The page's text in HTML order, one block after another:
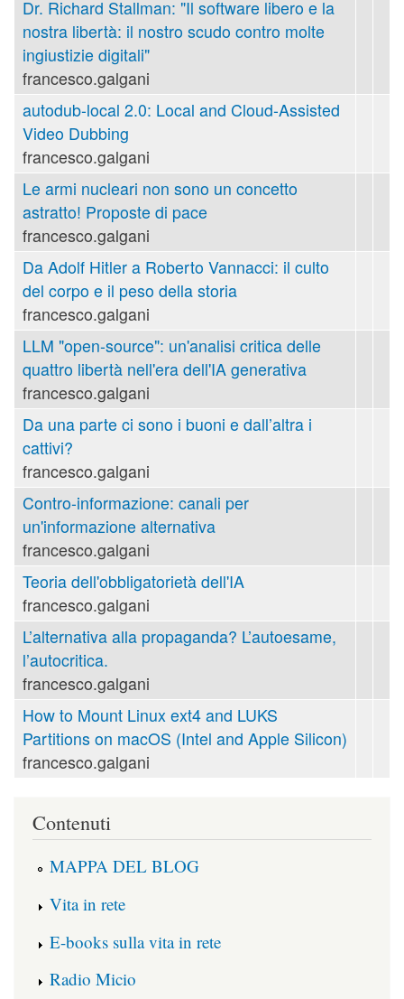
Dr. Richard Stallman: "Il software libero e la
nostra libertà: il nostro scudo contro molte
ingiustizie digitali"
francesco.galgani
autodub-local 2.0: Local and Cloud-Assisted
Video Dubbing
francesco.galgani
Le armi nucleari non sono un concetto
astratto! Proposte di pace
francesco.galgani
Da Adolf Hitler a Roberto Vannacci: il culto
del corpo e il peso della storia
francesco.galgani
LLM "open-source": un'analisi critica delle
quattro libertà nell'era dell'IA generativa
francesco.galgani
Da una parte ci sono i buoni e dall’altra i
cattivi?
francesco.galgani
Contro-informazione: canali per
un'informazione alternativa
francesco.galgani
Teoria dell'obbligatorietà dell'IA
francesco.galgani
L’alternativa alla propaganda? L’autoesame,
l’autocritica.
francesco.galgani
How to Mount Linux ext4 and LUKS
Partitions on macOS (Intel and Apple Silicon)
francesco.galgani
Contenuti
MAPPA DEL BLOG
Vita in rete
E-books sulla vita in rete
Radio Micio